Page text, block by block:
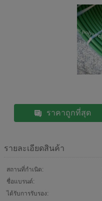
ราคาถูกที่สุด
รายละเอียดสินค้า
สถานที่กำเนิด:
ชื่อแบรนด์:
ได้รับการรับรอง: